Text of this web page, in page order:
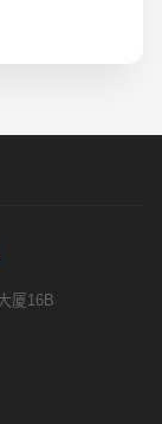
厦16B